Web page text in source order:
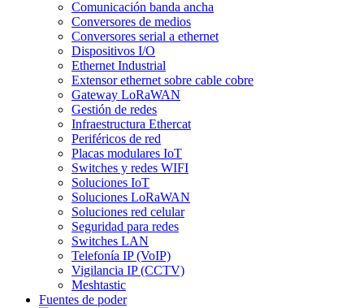
Comunicación banda ancha
Conversores de medios
Conversores serial a ethernet
Dispositivos I/O
Ethernet Industrial
Extensor ethernet sobre cable cobre
Gateway LoRaWAN
Gestión de redes
Infraestructura Ethercat
Periféricos de red
Placas modulares IoT
Switches y redes WIFI
Soluciones IoT
Soluciones LoRaWAN
Soluciones red celular
Seguridad para redes
Switches LAN
Telefonía IP (VoIP)
Vigilancia IP (CCTV)
Meshtastic
Fuentes de poder